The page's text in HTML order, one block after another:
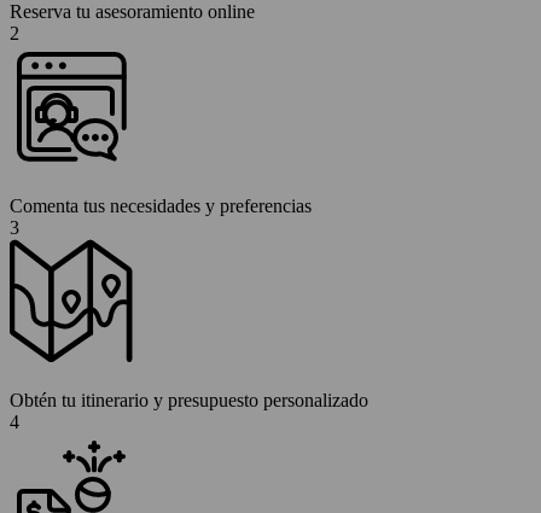
Reserva tu asesoramiento online
2
Comenta tus necesidades y preferencias
3
Obtén tu itinerario y presupuesto personalizado
4